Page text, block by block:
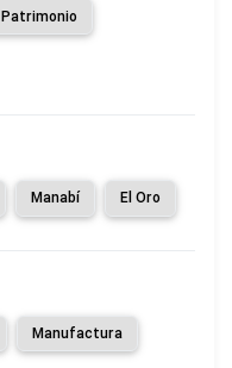
Patrimonio
Manabí El Oro
Manufactura